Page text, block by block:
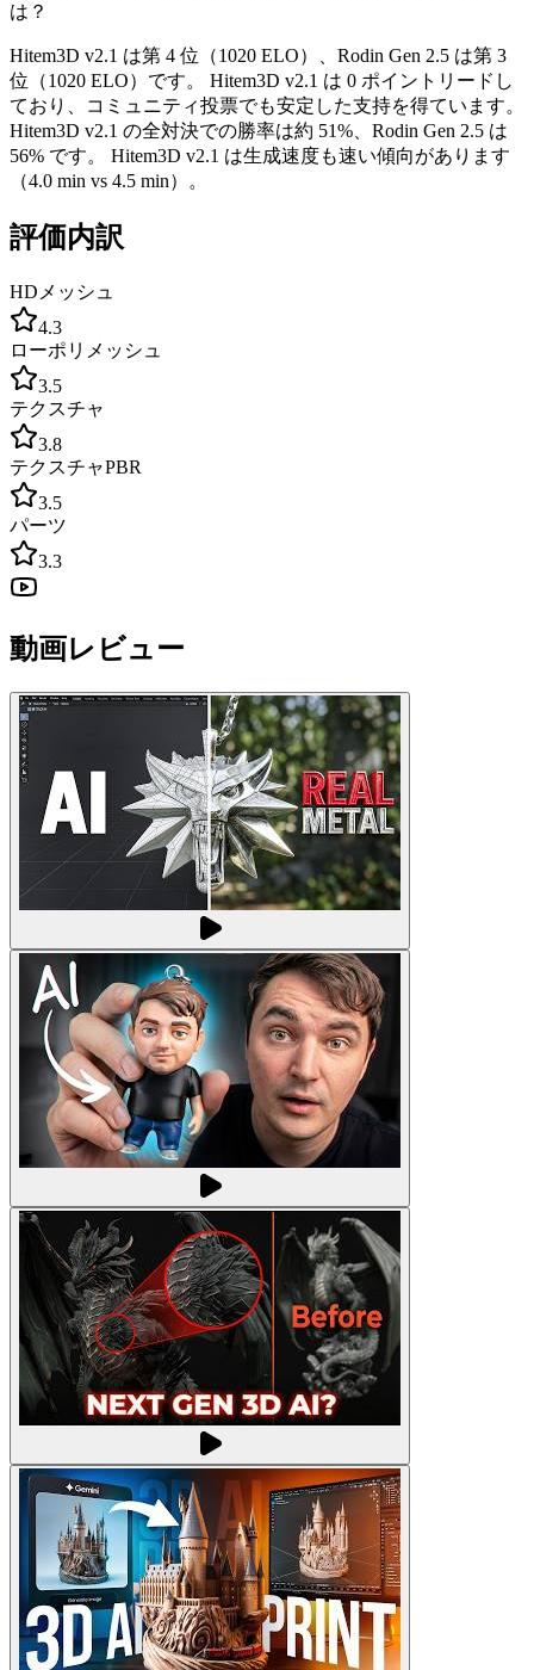
は？
Hitem3D v2.1 は第 4 位（1020 ELO）、Rodin Gen 2.5 は第 3
位（1020 ELO）です。 Hitem3D v2.1 は 0 ポイントリードし
ており、コミュニティ投票でも安定した支持を得ています。
Hitem3D v2.1 の全対決での勝率は約 51%、Rodin Gen 2.5 は
56% です。 Hitem3D v2.1 は生成速度も速い傾向があります
（4.0 min vs 4.5 min）。
評価内訳
HDメッシュ
4.3
ローポリメッシュ
3.5
テクスチャ
3.8
テクスチャPBR
3.5
パーツ
3.3
動画レビュー